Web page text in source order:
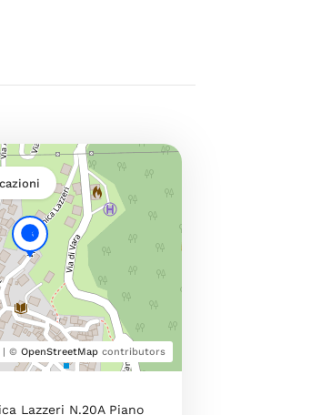
© OpenStreetMapcontributors
Lazzeri N.20A Piano